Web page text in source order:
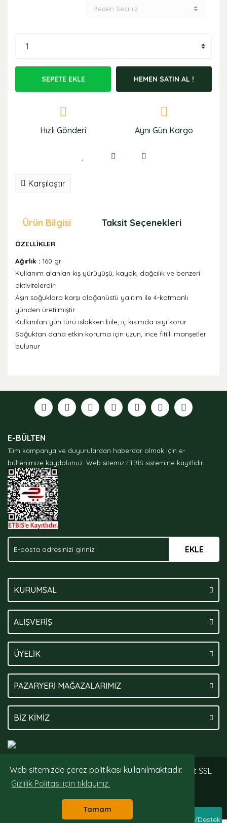
Web sitemizde çerez politikası kullanılmaktadır.
Gizlilik Politası için tıklayınız.
Tamam
Whatsapp Sipariş/Destek
SEPETE EKLE HEMEN SATIN AL !
Hızlı Gönderi Aynı Gün Kargo
Karşılaştır
Ürün Bilgisi Taksit Seçenekleri
ÖZELLİKLER
Ağırlık : 160 gr
Kullanım alanları kış yürüyüşü, kayak, dağcılık ve benzeri
aktivitelerdir
Aşırı soğuklara karşı olağanüstü yalıtım ile 4-katmanlı
yünden üretilmiştir
Kullanılan yün türü ıslakken bile, iç kısımda ısıyı korur
Soğuktan daha etkin koruma için uzun, ince fitilli manşetler
bulunur
formunu kullanarak tarafımıza iletebilirsiniz.
Görüş ve önerileriniz için teşekkür ederiz.
Ürün açıklamasında eksik bilgiler bulunuyor.
Ürün bilgilerinde hatalar bulunuyor.
Ürün fiyatı diğer sitelerden daha pahalı.
Bu ürüne benzer farklı alternatifler olmalı.
E-BÜLTEN
Tüm kampanya ve duyurulardan haberdar olmak için e-
bültenimize kaydolunuz. Web sitemiz ETBİS sistemine kayıtlıdır.
EKLE
KURUMSAL
ALIŞVERİŞ
ÜYELİK
PAZARYERİ MAĞAZALARIMIZ
BİZ KİMİZ
© Tüm hakları saklıdır. Kredi kartı bilgileriniz 256bit SSL
sertifikası ile korunmaktadır.